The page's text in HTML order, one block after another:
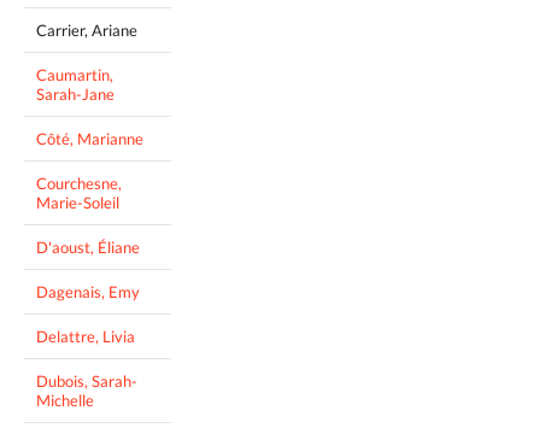
Carrier, Ariane
Caumartin,
Sarah-Jane
Côté, Marianne
Courchesne,
Marie-Soleil
D'aoust, Éliane
Dagenais, Emy
Delattre, Livia
Dubois, Sarah-
Michelle